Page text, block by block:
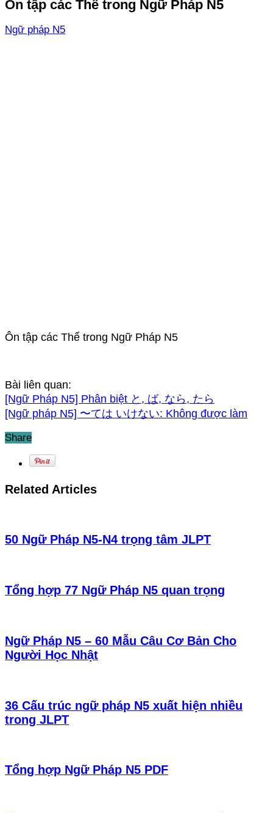
Ôn tập các Thể trong Ngữ Pháp N5
Ngữ pháp N5
Ôn tập các Thể trong Ngữ Pháp N5
Bài liên quan:
[Ngữ Pháp N5] Phân biệt と, ば, なら, たら
[Ngữ pháp N5] 〜ては いけない: Không được làm
Share
Related Articles
50 Ngữ Pháp N5-N4 trọng tâm JLPT
Tổng hợp 77 Ngữ Pháp N5 quan trọng
Ngữ Pháp N5 – 60 Mẫu Câu Cơ Bản Cho
Người Học Nhật
36 Cấu trúc ngữ pháp N5 xuất hiện nhiều
trong JLPT
Tổng hợp Ngữ Pháp N5 PDF